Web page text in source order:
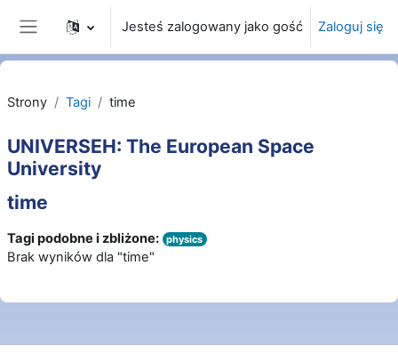
Przejdź do głównej zawartości
Panel boczny
Jesteś zalogowany jako gość Zaloguj się
Strony Tagi time
UNIVERSEH: The European Space
University
time
Tagi podobne i zbliżone: physics
Brak wyników dla "time"